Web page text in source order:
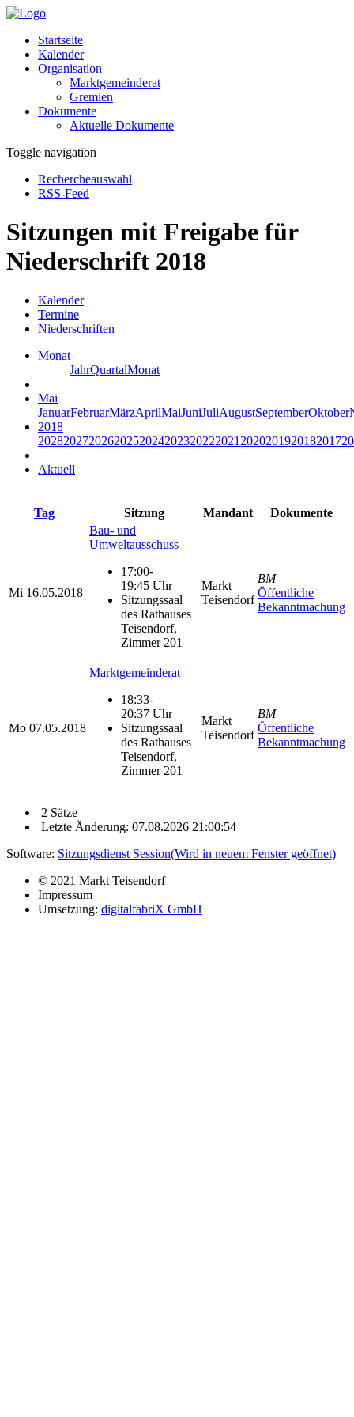
Startseite
Kalender
Organisation
Marktgemeinderat
Gremien
Dokumente
Aktuelle Dokumente
Toggle navigation
Rechercheauswahl
RSS-Feed
Sitzungen mit Freigabe für
Niederschrift 2018
Kalender
Termine
Niederschriften
Monat
JahrQuartalMonat
Mai
JanuarFebruarMärzAprilMaiJuniJuliAugustSeptemberOktober
2018
20282027202620252024202320222021 2020201920182017
Aktuell
Tag Sitzung Mandant Dokumente
Mi 16.05.2018
Bau- und
Umweltausschuss
17:00-
19:45 Uhr
Sitzungssaal
des Rathauses
Teisendorf,
Zimmer 201
Markt
Teisendorf
BM
Öffentliche
Bekanntmachung
Mo 07.05.2018
Marktgemeinderat
18:33-
20:37 Uhr
Sitzungssaal
des Rathauses
Teisendorf,
Zimmer 201
Markt
Teisendorf
BM
Öffentliche
Bekanntmachung
2 Sätze
Letzte Änderung: 07.08.2026 21:00:54
Software: Sitzungsdienst Session(Wird in neuem Fenster geöffnet)
© 2021 Markt Teisendorf
Impressum
Umsetzung: digitalfabriX GmbH